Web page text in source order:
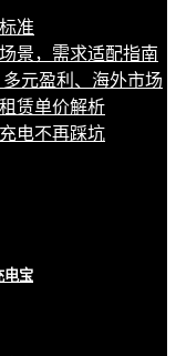
准
景，需求适配指南
元盈利、海外市场
赁单价解析
电不再踩坑
电宝